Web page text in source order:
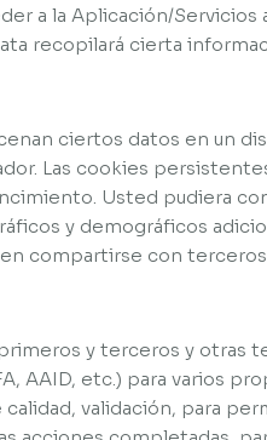
a la Aplicación/Servicios
recopilará cierta
ciertos datos en un
Las cookies
Usted pudiera
y demográficos
compartirse con
y terceros y otras
AAID, etc.) para varios
validación, para